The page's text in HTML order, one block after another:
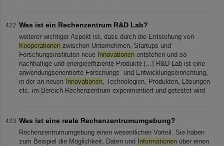
Was ist ein Rechenzentrum R&D Lab?
weiterer wichtiger Aspekt ist, dass durch die Entstehung von
Kooperationen zwischen Unternehmen, Startups und
Forschungsinstituten neue Innovationen entstehen und so
nachhaltige und energieeffiziente Produkte [...] R&D Lab ist eine
anwendungsorientierte Forschungs- und Entwicklungseinrichtung,
in der an neuen Innovationen, Technologien, Produkten, Lösungen
etc. im Bereich Rechenzentrum experimentiert und getestet wird
Was ist eine reale Rechenzentrumumgebung?
Rechenzentrumumgebung einen wesentlichen Vorteil. Sie haben
zum Beispiel die Möglichkeit, Daten und
Informationen über einen